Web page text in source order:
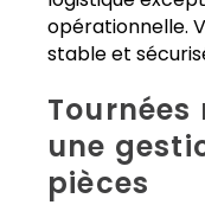
opérationnelle.
stable et
une
pièces